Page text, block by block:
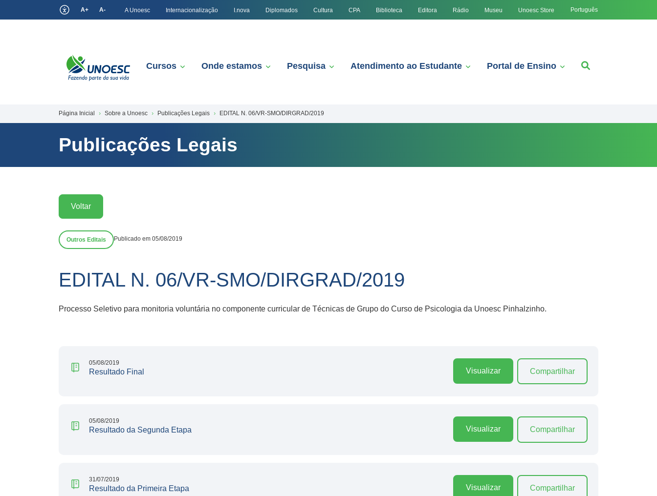
A+ A- A Unoesc Internacionalização I.nova Diplomados Cultura CPA Biblioteca Editora Rádio Museu Unoesc Store Português
Cursos Onde estamos Pesquisa Atendimento ao Estudante Portal de Ensino
Página Inicial Sobre a Unoesc Publicações Legais EDITAL N. 06/VR-SMO/DIRGRAD/2019
Publicações Legais
Voltar
Outros Editais Publicado em 05/08/2019
EDITAL N. 06/VR-SMO/DIRGRAD/2019
Processo Seletivo para monitoria voluntária no componente curricular de Técnicas de Grupo do Curso de Psicologia da Unoesc Pinhalzinho.
05/08/2019
Resultado Final Visualizar Compartilhar
05/08/2019
Resultado da Segunda Etapa Visualizar Compartilhar
31/07/2019
Resultado da Primeira Etapa Visualizar Compartilhar